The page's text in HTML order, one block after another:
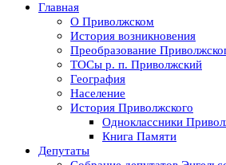
Главная
О Приволжском
История возникновения
Преобразование
ТОСы р. п. Приволжский
География
Население
История Приволжского
Одноклассники
Книга Памяти
Депутаты